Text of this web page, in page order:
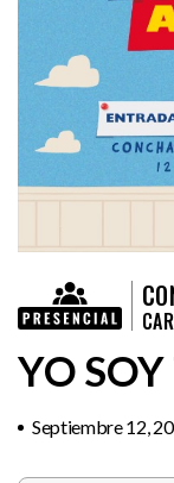
YO
Septiembre 12,